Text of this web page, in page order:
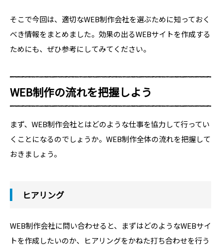
そこで今回は、適切なWEB制作会社を選ぶために知っておく
べき情報をまとめました。効果の出るWEBサイトを作成する
ためにも、ぜひ参考にしてみてください。
WEB制作の流れを把握しよう
まず、WEB制作会社とはどのような仕事を協力して行ってい
くことになるのでしょうか。WEB制作全体の流れを把握して
おきましょう。
ヒアリング
WEB制作会社に問い合わせると、まずはどのようなWEBサイ
トを作成したいのか、ヒアリングをかねた打ち合わせを行う